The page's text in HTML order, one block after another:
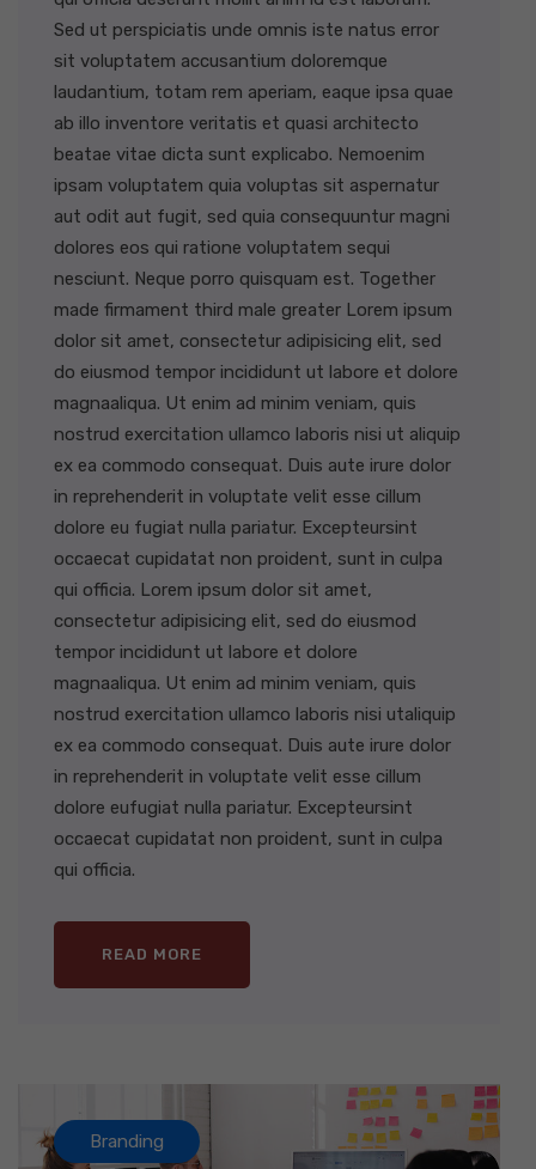
Sed ut perspiciatis unde omnis iste natus error
sit voluptatem accusantium doloremque
laudantium, totam rem aperiam, eaque ipsa quae
ab illo inventore veritatis et quasi architecto
beatae vitae dicta sunt explicabo. Nemoenim
ipsam voluptatem quia voluptas sit aspernatur
aut odit aut fugit, sed quia consequuntur magni
dolores eos qui ratione voluptatem sequi
nesciunt. Neque porro quisquam est. Together
made firmament third male greater Lorem ipsum
dolor sit amet, consectetur adipisicing elit, sed
do eiusmod tempor incididunt ut labore et dolore
magnaaliqua. Ut enim ad minim veniam, quis
nostrud exercitation ullamco laboris nisi ut aliquip
ex ea commodo consequat. Duis aute irure dolor
in reprehenderit in voluptate velit esse cillum
dolore eu fugiat nulla pariatur. Excepteursint
occaecat cupidatat non proident, sunt in culpa
qui officia. Lorem ipsum dolor sit amet,
consectetur adipisicing elit, sed do eiusmod
tempor incididunt ut labore et dolore
magnaaliqua. Ut enim ad minim veniam, quis
nostrud exercitation ullamco laboris nisi utaliquip
ex ea commodo consequat. Duis aute irure dolor
in reprehenderit in voluptate velit esse cillum
dolore eufugiat nulla pariatur. Excepteursint
occaecat cupidatat non proident, sunt in culpa
qui officia.
READ MORE
Branding